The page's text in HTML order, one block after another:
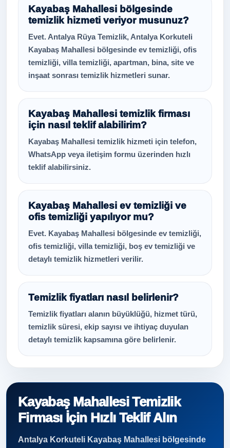
Kayabaş Mahallesi bölgesinde
temizlik hizmeti veriyor musunuz?
Evet. Antalya Rüya Temizlik, Antalya Korkuteli
Kayabaş Mahallesi bölgesinde ev temizliği, ofis
temizliği, villa temizliği, apartman, bina, site ve
inşaat sonrası temizlik hizmetleri sunar.
Kayabaş Mahallesi temizlik firması
için nasıl teklif alabilirim?
Kayabaş Mahallesi temizlik hizmeti için telefon,
WhatsApp veya iletişim formu üzerinden hızlı
teklif alabilirsiniz.
Kayabaş Mahallesi ev temizliği ve
ofis temizliği yapılıyor mu?
Evet. Kayabaş Mahallesi bölgesinde ev temizliği,
ofis temizliği, villa temizliği, boş ev temizliği ve
detaylı temizlik hizmetleri verilir.
Temizlik fiyatları nasıl belirlenir?
Temizlik fiyatları alanın büyüklüğü, hizmet türü,
temizlik süresi, ekip sayısı ve ihtiyaç duyulan
detaylı temizlik kapsamına göre belirlenir.
Kayabaş Mahallesi Temizlik
Firması İçin Hızlı Teklif Alın
Antalya Korkuteli Kayabaş Mahallesi bölgesinde